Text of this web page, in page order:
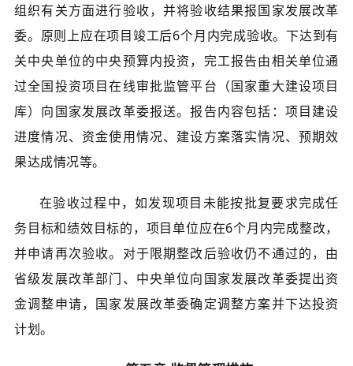
组织有关方面进行验收，并将验收结果报国家发展改革
委。原则上应在项目竣工后6个月内完成验收。下达到有
关中央单位的中央预算内投资，完工报告由相关单位通
过全国投资项目在线审批监管平台（国家重大建设项目
库）向国家发展改革委报送。报告内容包括：项目建设
进度情况、资金使用情况、建设方案落实情况、预期效
果达成情况等。
在验收过程中，如发现项目未能按批复要求完成任
务目标和绩效目标的，项目单位应在6个月内完成整改，
并申请再次验收。对于限期整改后验收仍不通过的，由
省级发展改革部门、中央单位向国家发展改革委提出资
金调整申请，国家发展改革委确定调整方案并下达投资
计划。